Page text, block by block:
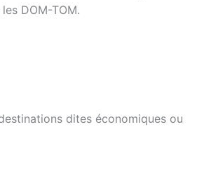
DOM-TOM.
dites économiques ou